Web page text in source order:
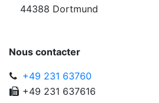
44388 Dortmund
Nous contacter
+49 231 63760
+49 231 637616